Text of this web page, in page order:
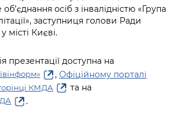
Київ Цифровий
воєнного стану
осіб з інвалідністю «Група
заступниця голови Ради
місті Києві.
презентації доступна на
, Офіційному порталі
КМДА та на
.